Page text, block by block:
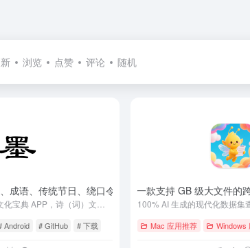
浏览 点赞 评论 随机
成语、传统节日、绕口令等的阅读 APP- v1.15.3
Android # GitHub # 下载
Dataset Viewer – 一款支持 GB 级大文件的
Mac 应用推荐 Windows